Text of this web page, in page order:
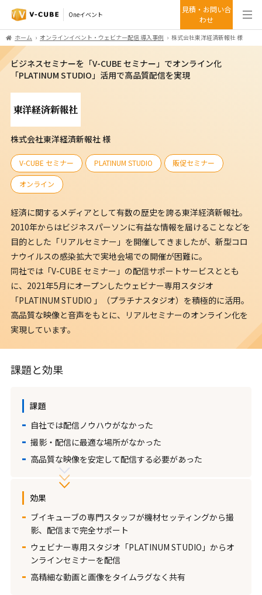
Oneイベント
見積・お問い合
わせ
ホーム オンラインイベント・ウェビナー配信 導入事例 株式会社東洋経済新報社 様
ビジネスセミナーを「V-CUBE セミナー」でオンライン化
「PLATINUM STUDIO」活用で高品質配信を実現
株式会社東洋経済新報社 様
V-CUBE セミナー PLATINUM STUDIO 販促セミナー
オンライン
経済に関するメディアとして有数の歴史を誇る東洋経済新報社。
2010年からはビジネスパーソンに有益な情報を届けることなどを
目的とした「リアルセミナー」を開催してきましたが、新型コロ
ナウイルスの感染拡大で実地会場での開催が困難に。
同社では「V-CUBE セミナー」の配信サポートサービスととも
に、2021年5月にオープンしたウェビナー専用スタジオ
「PLATINUM STUDIO 」（プラチナスタジオ）を積極的に活用。
高品質な映像と音声をもとに、リアルセミナーのオンライン化を
実現しています。
課題と効果
課題
自社では配信ノウハウがなかった
撮影・配信に最適な場所がなかった
高品質な映像を安定して配信する必要があった
効果
ブイキューブの専門スタッフが機材セッティングから撮
影、配信まで完全サポート
ウェビナー専用スタジオ「PLATINUM STUDIO」からオ
ンラインセミナーを配信
高精細な動画と画像をタイムラグなく共有